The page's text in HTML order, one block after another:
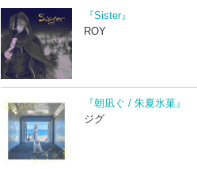
『Sister』
ROY
『朝凪ぐ / 朱夏氷菓』
ジグ